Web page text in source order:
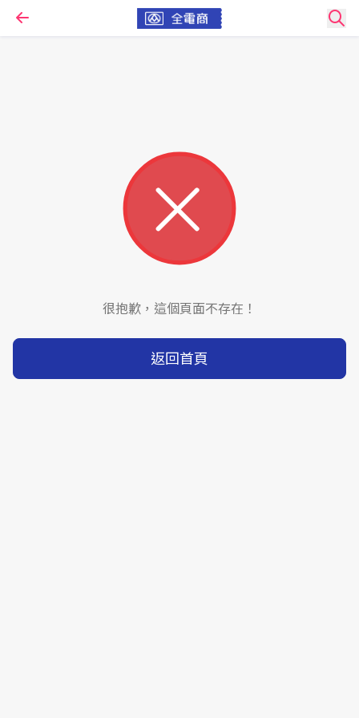
很抱歉，這個頁面不存在！
返回首頁